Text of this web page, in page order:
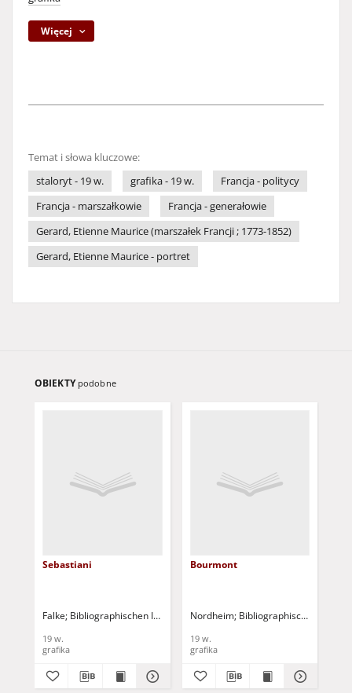
Więcej
Temat i słowa kluczowe:
staloryt - 19 w.
grafika - 19 w.
Francja - politycy
Francja - marszałkowie
Francja - generałowie
Gerard, Etienne Maurice (marszałek Francji ; 1773-1852)
Gerard, Etienne Maurice - portret
OBIEKTY podobne
Sebastiani
Falke Bibliographischen Institut
19 w.
grafika
Bourmont
Nordheim Bibliographischen Institut
19 w.
grafika